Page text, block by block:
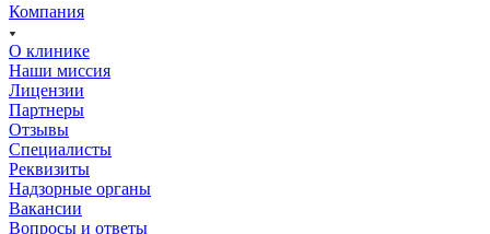
Компания
О клинике
Наши миссия
Лицензии
Партнеры
Отзывы
Специалисты
Реквизиты
Надзорные органы
Вакансии
Вопросы и ответы